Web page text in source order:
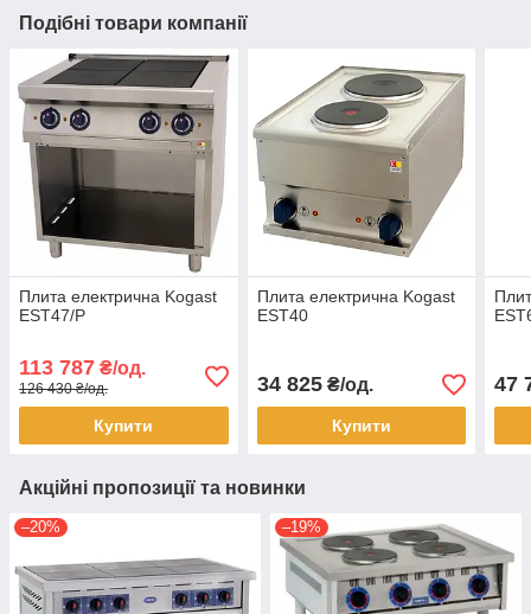
Подібні товари компанії
Плита електрична Kogast
EST47/P
113 787 ₴/од.
126 430 ₴/од.
Купити
Плита електрична Kogast
EST40
34 825₴/од.
Купити
47
Акційні пропозиції та новинки
–20% –19%